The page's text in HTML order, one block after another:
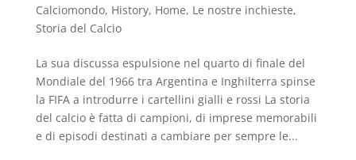
Calciomondo, History, Home, Le nostre inchieste,
Storia del Calcio
La sua discussa espulsione nel quarto di finale del
Mondiale del 1966 tra Argentina e Inghilterra spinse
la FIFA a introdurre i cartellini gialli e rossi La storia
del calcio è fatta di campioni, di imprese memorabili
e di episodi destinati a cambiare per sempre le...